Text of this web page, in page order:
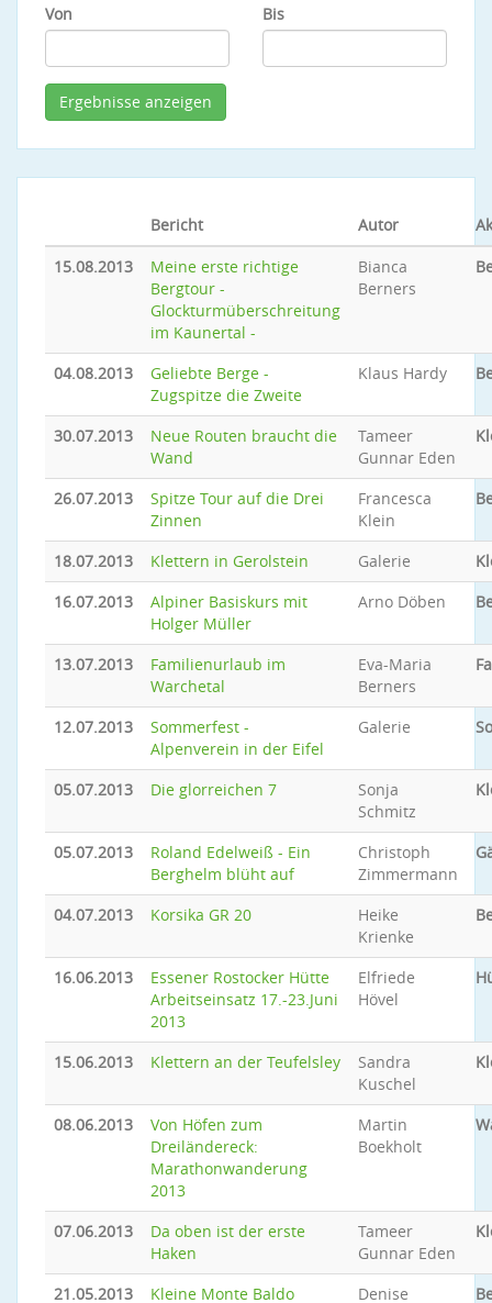
Von
Bis
Bericht Autor
15.08.2013
Meine erste richtige
Bergtour -
Glockturmüberschreitung
im Kaunertal -
Bianca
Berners
04.08.2013
Geliebte Berge -
Zugspitze die Zweite
Klaus Hardy
30.07.2013
Neue Routen braucht die
Wand
Tameer
Gunnar Eden
26.07.2013
Spitze Tour auf die Drei
Zinnen
Francesca
Klein
18.07.2013 Klettern in Gerolstein Galerie
16.07.2013
Alpiner Basiskurs mit
Holger Müller
Arno Döben
13.07.2013
Familienurlaub im
Warchetal
Eva-Maria
Berners
12.07.2013
Sommerfest -
Alpenverein in der Eifel
Galerie
05.07.2013 Die glorreichen 7
Sonja
Schmitz
05.07.2013
Roland Edelweiß - Ein
Berghelm blüht auf
Christoph
Zimmermann
04.07.2013 Korsika GR 20
Heike
Krienke
16.06.2013
Essener Rostocker Hütte
Arbeitseinsatz 17.-23.Juni
2013
Elfriede
Hövel
15.06.2013 Klettern an der Teufelsley
Sandra
Kuschel
08.06.2013
Von Höfen zum
Dreiländereck:
Marathonwanderung
2013
Martin
Boekholt
07.06.2013
Da oben ist der erste
Haken
Tameer
Gunnar Eden
21.05.2013
Kleine Monte Baldo
Denise